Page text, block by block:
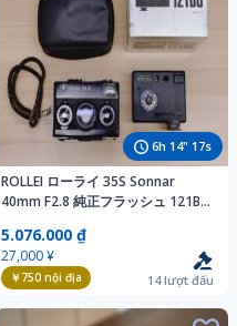
6h 14" 15s
ROLLEI ローライ 35S Sonnar
40mm F2.8 純正フラッシュ 121BC
5.076.000 ₫
27,000 ¥
￥750nội địa 14lượt đấu